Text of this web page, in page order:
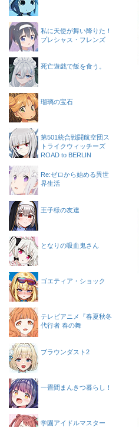
私に天使が舞い降りた！
プレシャス・フレンズ
死亡遊戯で飯を食う。
瑠璃の宝石
第501統合戦闘航空団ス
トライクウィッチーズ
ROAD to BERLIN
Re:ゼロから始める異世
界生活
王子様の友達
となりの吸血鬼さん
ゴエティア・ショック
テレビアニメ『春夏秋冬
代行者 春の舞
ブラウンダスト2
一畳間まんきつ暮らし！
学園アイドルマスター